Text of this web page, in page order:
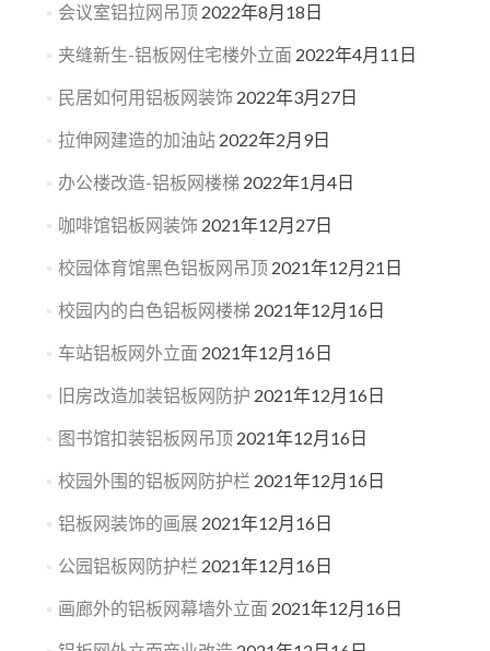
会议室铝拉网吊顶 2022年8月18日
夹缝新生-铝板网住宅楼外立面 2022年4月11日
民居如何用铝板网装饰 2022年3月27日
拉伸网建造的加油站 2022年2月9日
办公楼改造-铝板网楼梯 2022年1月4日
咖啡馆铝板网装饰 2021年12月27日
校园体育馆黑色铝板网吊顶 2021年12月21日
校园内的白色铝板网楼梯 2021年12月16日
车站铝板网外立面 2021年12月16日
旧房改造加装铝板网防护 2021年12月16日
图书馆扣装铝板网吊顶 2021年12月16日
校园外围的铝板网防护栏 2021年12月16日
铝板网装饰的画展 2021年12月16日
公园铝板网防护栏 2021年12月16日
画廊外的铝板网幕墙外立面 2021年12月16日